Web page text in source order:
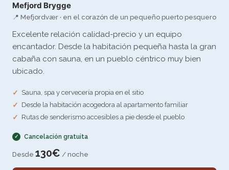
Mefjord Brygge
📍 Mefjordvær · en el corazón de un pequeño puerto pesquero
Excelente relación calidad-precio y un equipo
encantador. Desde la habitación pequeña hasta la gran
cabaña con sauna, en un pueblo céntrico muy bien
ubicado.
Sauna, spa y cervecería propia en el sitio
Desde la habitación acogedora al apartamento familiar
Rutas de senderismo accesibles a pie desde el pueblo
Cancelación gratuita
Desde 130€ / noche